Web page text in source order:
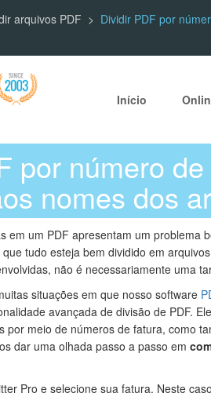
arquivos PDF Dividir PDF por
Início
por número
nomes dos
em um PDF apresentam um
tudo esteja bem dividido em
não é necessariamente uma
situações em que nosso software
avançada de divisão de PDF.
por meio de números de fatura, como
dar uma olhada passo a passo em
Pro e selecione sua fatura. Neste